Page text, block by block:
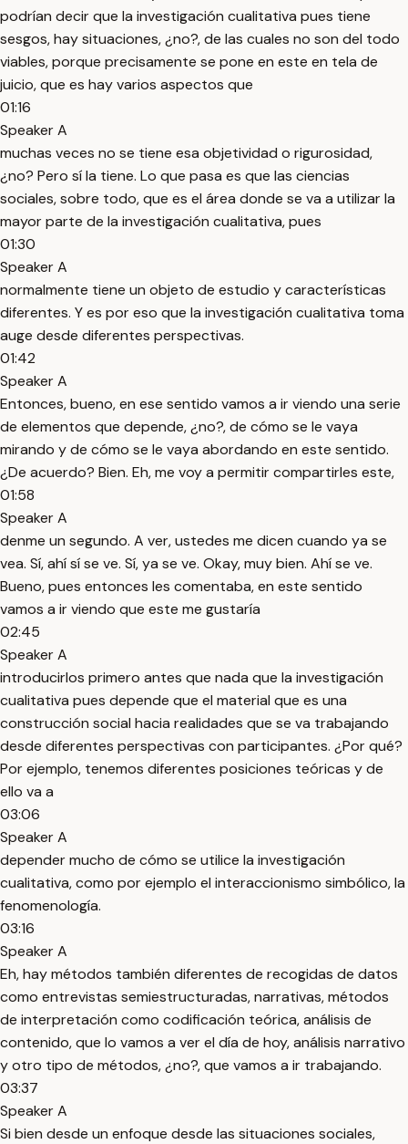
podrían decir que la investigación cualitativa pues tiene
sesgos, hay situaciones, ¿no?, de las cuales no son del todo
viables, porque precisamente se pone en este en tela de
juicio, que es hay varios aspectos que
01:16
Speaker A
muchas veces no se tiene esa objetividad o rigurosidad,
¿no? Pero sí la tiene. Lo que pasa es que las ciencias
sociales, sobre todo, que es el área donde se va a utilizar la
mayor parte de la investigación cualitativa, pues
01:30
Speaker A
normalmente tiene un objeto de estudio y características
diferentes. Y es por eso que la investigación cualitativa toma
auge desde diferentes perspectivas.
01:42
Speaker A
Entonces, bueno, en ese sentido vamos a ir viendo una serie
de elementos que depende, ¿no?, de cómo se le vaya
mirando y de cómo se le vaya abordando en este sentido.
¿De acuerdo? Bien. Eh, me voy a permitir compartirles este,
01:58
Speaker A
denme un segundo. A ver, ustedes me dicen cuando ya se
vea. Sí, ahí sí se ve. Sí, ya se ve. Okay, muy bien. Ahí se ve.
Bueno, pues entonces les comentaba, en este sentido
vamos a ir viendo que este me gustaría
02:45
Speaker A
introducirlos primero antes que nada que la investigación
cualitativa pues depende que el material que es una
construcción social hacia realidades que se va trabajando
desde diferentes perspectivas con participantes. ¿Por qué?
Por ejemplo, tenemos diferentes posiciones teóricas y de
ello va a
03:06
Speaker A
depender mucho de cómo se utilice la investigación
cualitativa, como por ejemplo el interaccionismo simbólico, la
fenomenología.
03:16
Speaker A
Eh, hay métodos también diferentes de recogidas de datos
como entrevistas semiestructuradas, narrativas, métodos
de interpretación como codificación teórica, análisis de
contenido, que lo vamos a ver el día de hoy, análisis narrativo
y otro tipo de métodos, ¿no?, que vamos a ir trabajando.
03:37
Speaker A
Si bien desde un enfoque desde las situaciones sociales,